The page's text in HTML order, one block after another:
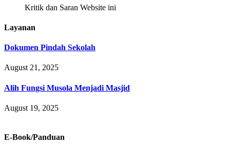
Kritik dan Saran Website ini
Layanan
Dokumen Pindah Sekolah
August 21, 2025
Alih Fungsi Musola Menjadi Masjid
August 19, 2025
E-Book/Panduan